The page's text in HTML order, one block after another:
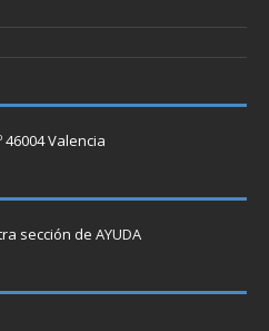
46004 Valencia
sección de AYUDA